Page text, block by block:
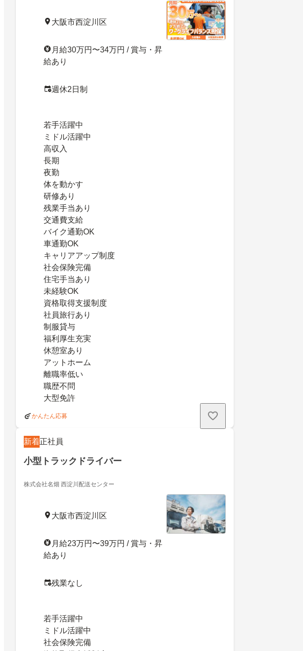
大阪市西淀川区
月給30万円〜34万円 / 賞与・昇
給あり
週休2日制
若手活躍中
ミドル活躍中
高収入
長期
夜勤
体を動かす
研修あり
残業手当あり
交通費支給
バイク通勤OK
車通勤OK
キャリアアップ制度
社会保険完備
住宅手当あり
未経験OK
資格取得支援制度
社員旅行あり
制服貸与
福利厚生充実
休憩室あり
アットホーム
離職率低い
職歴不問
大型免許
かんたん応募
新着正社員
小型トラックドライバー
株式会社名畑 西淀川配送センター
大阪市西淀川区
月給23万円〜39万円 / 賞与・昇
給あり
残業なし
若手活躍中
ミドル活躍中
社会保険完備